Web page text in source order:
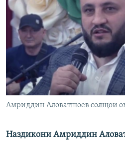
ПАЙГИРӢ КУНЕД
Ҳамаи сомонаҳои RFE/RL
Амриддин Аловатшоев солщои
Наздикони Амриддин